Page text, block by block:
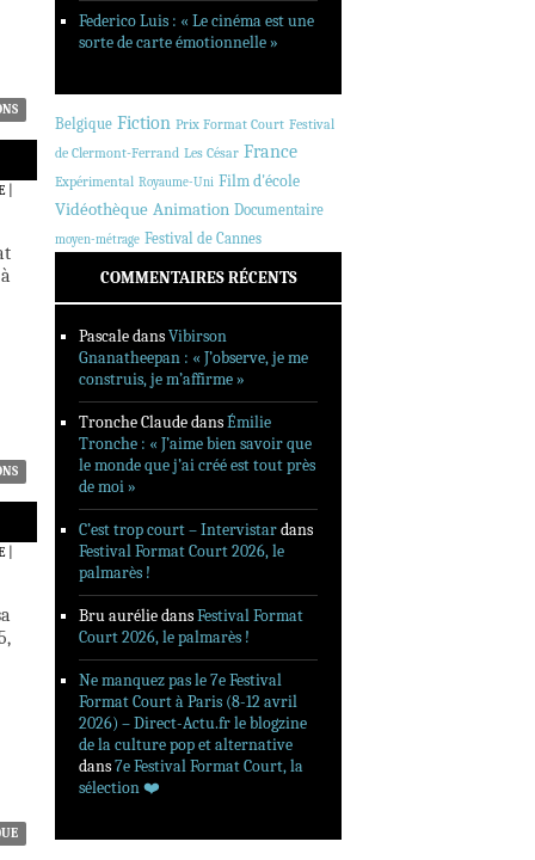
|
|
Federico Luis : « Le cinéma est une
sorte de carte émotionnelle »
Belgique Fiction Prix Format Court Festival
de Clermont-Ferrand Les César France
Expérimental Royaume-Uni Film d'école
Vidéothèque Animation Documentaire
moyen-métrage Festival de Cannes
COMMENTAIRES RÉCENTS
PascaledansVibirson
Gnanatheepan : « J’observe, je me
construis, je m’affirme »
Tronche ClaudedansÉmilie
Tronche : « J’aime bien savoir que
le monde que j’ai créé est tout près
de moi »
C’est trop court – Intervistardans
Festival Format Court 2026, le
palmarès !
Bru auréliedansFestival Format
Court 2026, le palmarès !
Ne manquez pas le 7e Festival
Format Court à Paris (8-12 avril
2026) – Direct-Actu.fr le blogzine
de la culture pop et alternative
dans7e Festival Format Court, la
sélection ❤️‍